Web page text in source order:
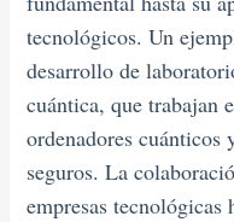
tecnológicos. Un
desarrollo de
cuántica, que trabajan
ordenadores cuánticos
seguros. La
empresas tecnológicas